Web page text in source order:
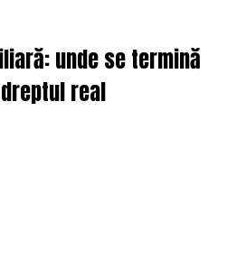
unde se termină
real